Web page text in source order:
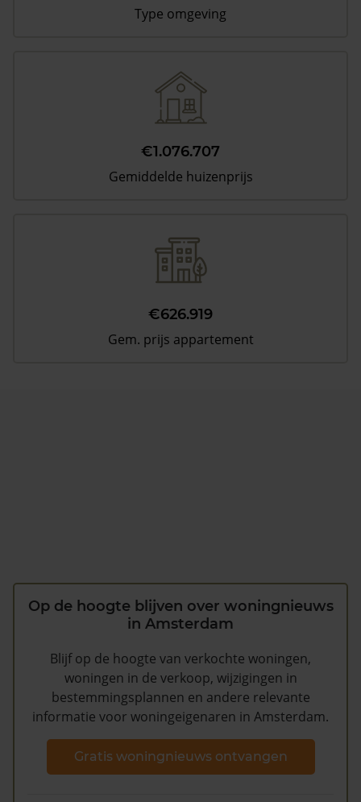
Type omgeving
€1.076.707
Gemiddelde huizenprijs
€626.919
Gem. prijs appartement
Op de hoogte blijven over woningnieuws
in Amsterdam
Blijf op de hoogte van verkochte woningen,
woningen in de verkoop, wijzigingen in
bestemmingsplannen en andere relevante
informatie voor woningeigenaren in Amsterdam.
Gratis woningnieuws ontvangen